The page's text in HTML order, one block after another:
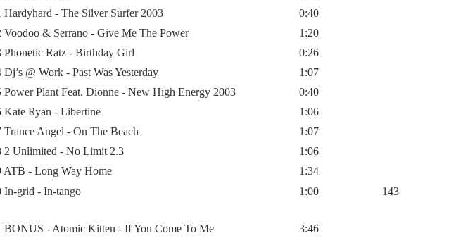
Hardyhard - The Silver Surfer 2003
0:40
Voodoo & Serrano - Give Me The Power
1:20
Phonetic Ratz - Birthday Girl
0:26
Dj’s @ Work - Past Was Yesterday
1:07
Power Plant Feat. Dionne - New High Energy 2003
0:40
Kate Ryan - Libertine
1:06
Trance Angel - On The Beach
1:07
2 Unlimited - No Limit 2.3
1:06
ATB - Long Way Home
1:34
In-grid - In-tango
1:00 143
BONUS - Atomic Kitten - If You Come To Me 3:46